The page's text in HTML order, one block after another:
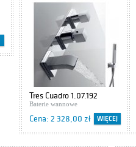
Cersanit IBIZA S504-009
Szafki podumywalkowe
Cena: 416,00 zł WIĘCEJ
Tres Cuadro 1.07.192
Baterie wannowe
Cena: 2 328,00 zł WIĘCEJ